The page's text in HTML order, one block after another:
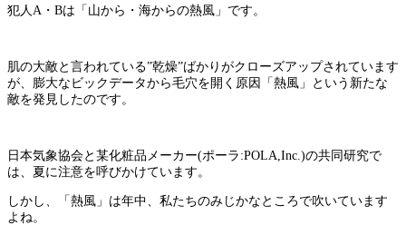
犯人A・Bは「山から・海からの熱風」です。
肌の大敵と言われている”乾燥”ばかりがクローズアップされています
が、膨大なビックデータから毛穴を開く原因「熱風」という新たな
敵を発見したのです。
日本気象協会と某化粧品メーカー(ポーラ:POLA,Inc.)の共同研究で
は、夏に注意を呼びかけています。
しかし、「熱風」は年中、私たちのみじかなところで吹いています
よね。